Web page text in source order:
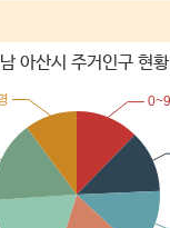
아산시 주거인구 현황